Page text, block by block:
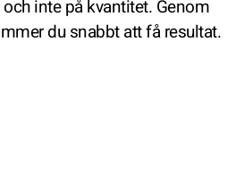
inte på kvantitet. Genom
du snabbt att få resultat.